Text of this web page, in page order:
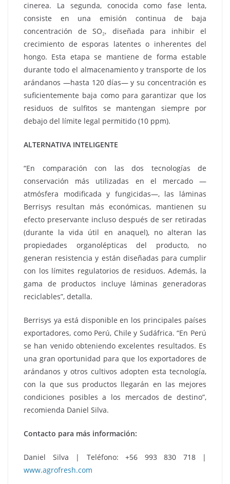
cinerea. La segunda, conocida como fase lenta,
consiste en una emisión continua de baja
concentración de SO₂, diseñada para inhibir el
crecimiento de esporas latentes o inherentes del
hongo. Esta etapa se mantiene de forma estable
durante todo el almacenamiento y transporte de los
arándanos —hasta 120 días— y su concentración es
suficientemente baja como para garantizar que los
residuos de sulfitos se mantengan siempre por
debajo del límite legal permitido (10 ppm).
ALTERNATIVA INTELIGENTE
“En comparación con las dos tecnologías de
conservación más utilizadas en el mercado —
atmósfera modificada y fungicidas—, las láminas
Berrisys resultan más económicas, mantienen su
efecto preservante incluso después de ser retiradas
(durante la vida útil en anaquel), no alteran las
propiedades organolépticas del producto, no
generan resistencia y están diseñadas para cumplir
con los límites regulatorios de residuos. Además, la
gama de productos incluye láminas generadoras
reciclables”, detalla.
Berrisys ya está disponible en los principales países
exportadores, como Perú, Chile y Sudáfrica. “En Perú
se han venido obteniendo excelentes resultados. Es
una gran oportunidad para que los exportadores de
arándanos y otros cultivos adopten esta tecnología,
con la que sus productos llegarán en las mejores
condiciones posibles a los mercados de destino”,
recomienda Daniel Silva.
Contacto para más información:
Daniel Silva | Teléfono: +56 993 830 718 |
www.agrofresh.com